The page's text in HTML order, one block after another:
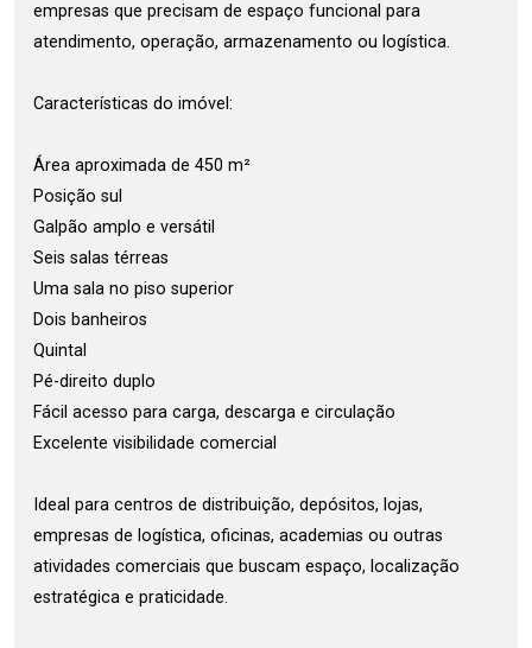
empresas que precisam de espaço funcional para
atendimento, operação, armazenamento ou logística.
Características do imóvel:
Área aproximada de 450 m²
Posição sul
Galpão amplo e versátil
Seis salas térreas
Uma sala no piso superior
Dois banheiros
Quintal
Pé-direito duplo
Fácil acesso para carga, descarga e circulação
Excelente visibilidade comercial
Ideal para centros de distribuição, depósitos, lojas,
empresas de logística, oficinas, academias ou outras
atividades comerciais que buscam espaço, localização
estratégica e praticidade.